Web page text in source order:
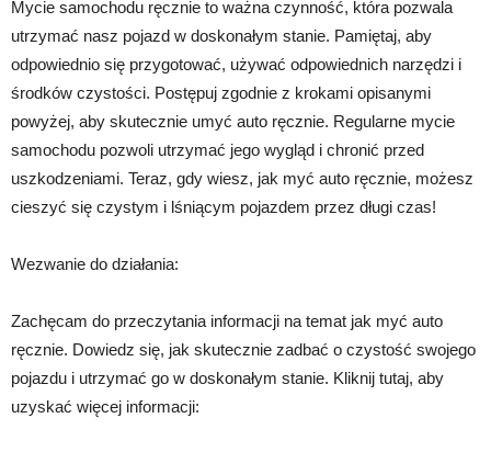
Mycie samochodu ręcznie to ważna czynność, która pozwala
utrzymać nasz pojazd w doskonałym stanie. Pamiętaj, aby
odpowiednio się przygotować, używać odpowiednich narzędzi i
środków czystości. Postępuj zgodnie z krokami opisanymi
powyżej, aby skutecznie umyć auto ręcznie. Regularne mycie
samochodu pozwoli utrzymać jego wygląd i chronić przed
uszkodzeniami. Teraz, gdy wiesz, jak myć auto ręcznie, możesz
cieszyć się czystym i lśniącym pojazdem przez długi czas!
Wezwanie do działania:
Zachęcam do przeczytania informacji na temat jak myć auto
ręcznie. Dowiedz się, jak skutecznie zadbać o czystość swojego
pojazdu i utrzymać go w doskonałym stanie. Kliknij tutaj, aby
uzyskać więcej informacji: